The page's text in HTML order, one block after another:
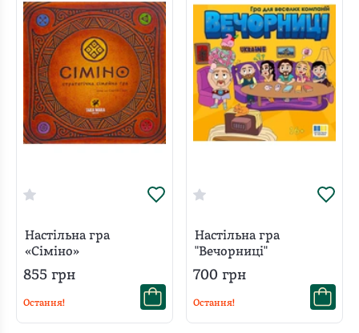
Настільна гра
«Сіміно»
855 грн
Остання!
Настільна гра
"Вечорниці"
700 грн
Остання!